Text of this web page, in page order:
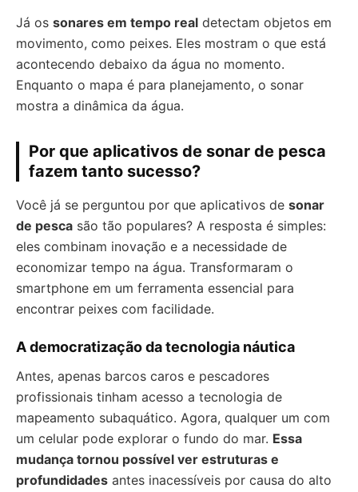
Já os sonares em tempo real detectam objetos em
movimento, como peixes. Eles mostram o que está
acontecendo debaixo da água no momento.
Enquanto o mapa é para planejamento, o sonar
mostra a dinâmica da água.
Por que aplicativos de sonar de pesca
fazem tanto sucesso?
Você já se perguntou por que aplicativos de sonar
de pesca são tão populares? A resposta é simples:
eles combinam inovação e a necessidade de
economizar tempo na água. Transformaram o
smartphone em um ferramenta essencial para
encontrar peixes com facilidade.
A democratização da tecnologia náutica
Antes, apenas barcos caros e pescadores
profissionais tinham acesso a tecnologia de
mapeamento subaquático. Agora, qualquer um com
um celular pode explorar o fundo do mar. Essa
mudança tornou possível ver estruturas e
profundidades antes inacessíveis por causa do alto